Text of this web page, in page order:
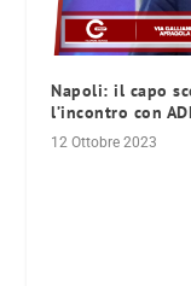
Napoli: il capo
l’incontro con
12 Ottobre 2023